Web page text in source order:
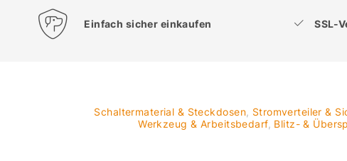
Einfach sicher einkaufen SSL-
Schaltermaterial & Steckdosen, Stromverteiler &
Werkzeug & Arbeitsbedarf, Blitz- &